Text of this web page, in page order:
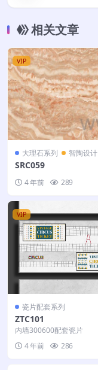
相关文章
VIP
大理石系列 智陶设计
SRC059
4 年前 289
VIP
瓷片配套系列
ZTC101
内墙300600配套瓷片
4 年前
286